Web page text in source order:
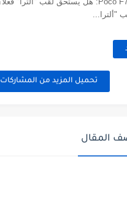
"ألترا...
تحميل المزيد من المشاركات
المقال